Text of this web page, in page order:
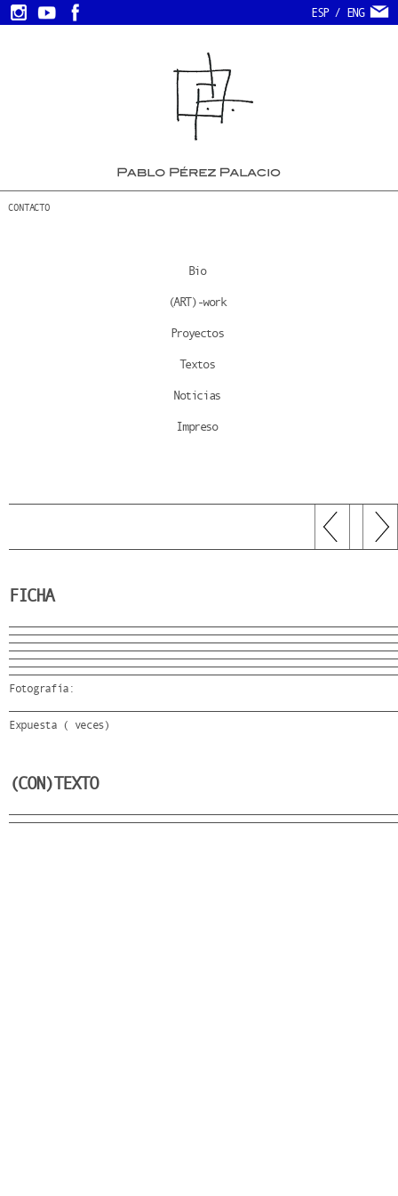
ESP/ ENG
CONTACTO
Bio
(ART)-work
Proyectos
Textos
Noticias
Impreso
FICHA
Fotografía:
Expuesta ( veces)
(CON)TEXTO